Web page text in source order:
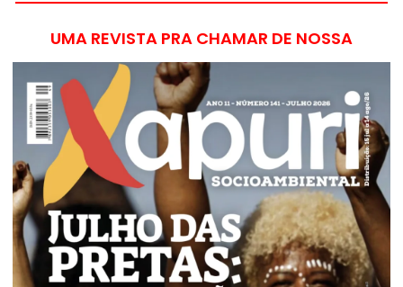
UMA REVISTA PRA CHAMAR DE NOSSA